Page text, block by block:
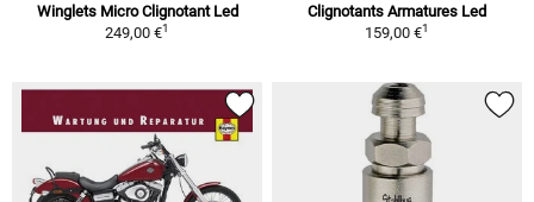
Winglets Micro Clignotant Led
249,00 €1
Clignotants Armatures Led
159,00 €1